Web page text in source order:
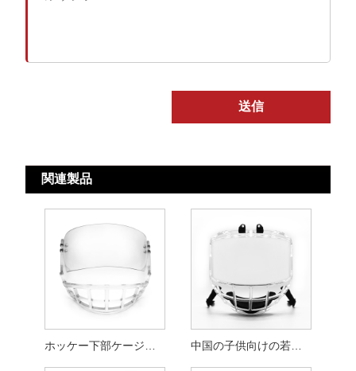
送信
関連製品
中国の子供向けの若い年齢層に最適な XS クリアジュニアアイスホッケーケージ